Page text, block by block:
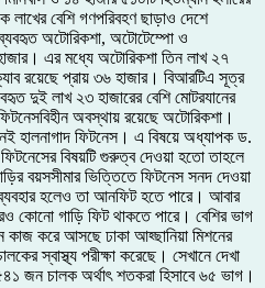
বেশি গণপরিবহণ ছাড়াও দেশে
ব্যবহৃত অটোরিকশা, অটোটেম্পো ও
হাজার। এর মধ্যে অটোরিকশা তিন লাখ ২৭
রয়েছে প্রায় ৩৬ হাজার। বিআরটিএ সূত্র
দুই লাখ ২৩ হাজারের বেশি মোটরযানের
অবস্থায় রয়েছে অটোরিকশা।
হালনাগাদ ফিটনেস। এ বিষয়ে অধ্যাপক ড.
বিষয়টি গুরুত্ব দেওয়া হতো তাহলে
বয়সসীমার ভিত্তিতে ফিটনেস সনদ দেওয়া
হলেও তা আনফিট হতে পারে। আবার
কোনো গাড়ি ফিট থাকতে পারে। বেশির ভাগ
কাজ করে আসছে ঢাকা আহ্ছানিয়া মিশনের
স্বাস্থ্য পরীক্ষা করেছে। সেখানে দেখা
জন চালক অর্থাৎ শতকরা হিসাবে ৬৫ ভাগ।